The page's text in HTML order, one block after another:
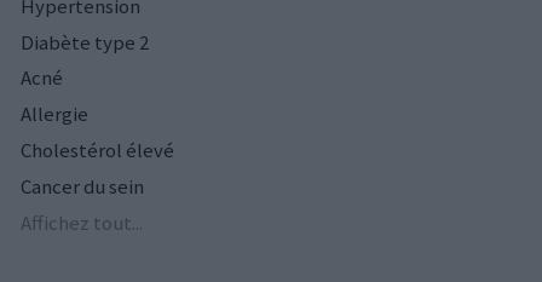
Hypertension
Diabète type 2
Acné
Allergie
Cholestérol élevé
Cancer du sein
Affichez tout...